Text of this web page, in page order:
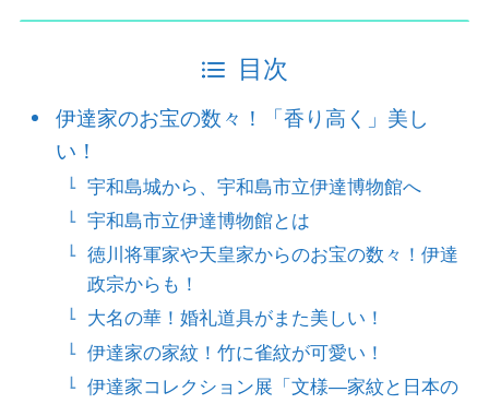
目次
伊達家のお宝の数々！「香り高く」美し
い！
宇和島城から、宇和島市立伊達博物館へ
宇和島市立伊達博物館とは
徳川将軍家や天皇家からのお宝の数々！伊達
政宗からも！
大名の華！婚礼道具がまた美しい！
伊達家の家紋！竹に雀紋が可愛い！
伊達家コレクション展「文様―家紋と日本の